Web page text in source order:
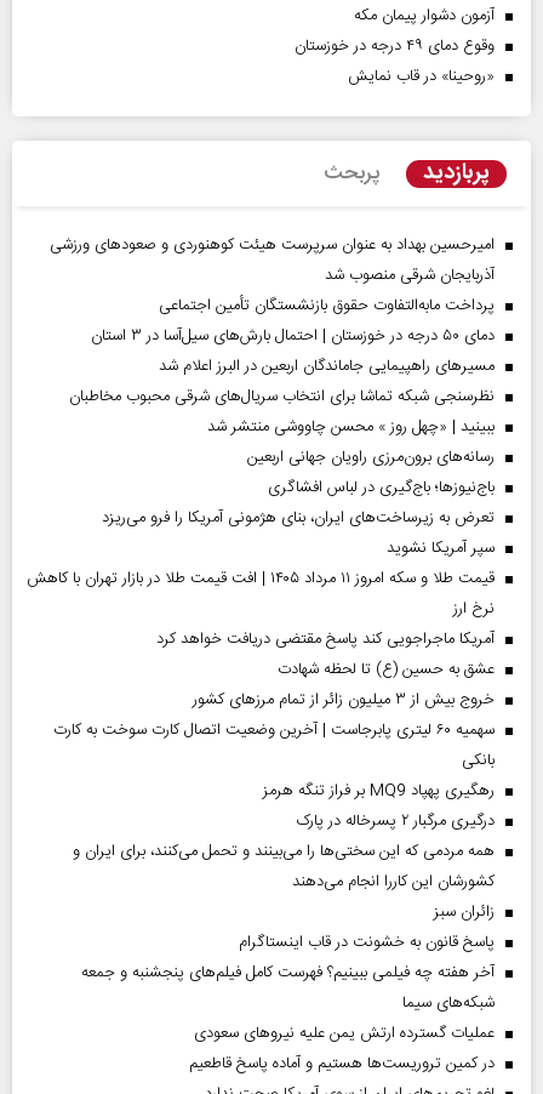
آزمون دشوار پیمان مکه
وقوع دمای ۴۹ درجه در خوزستان
«روحینا» در قاب نمایش
پربازدید پربحث
امیرحسین بهداد به عنوان سرپرست هیئت کوهنوردی و صعودهای ورزشی
آذربایجان شرقی منصوب شد
پرداخت مابه‌التفاوت حقوق بازنشستگان تأمین اجتماعی
دمای ۵۰ درجه در خوزستان | احتمال بارش‌های سیل‌آسا در ۳ استان
مسیر‌های راهپیمایی جاماندگان اربعین در البرز اعلام شد
نظرسنجی شبکه تماشا برای انتخاب سریال‌های شرقی محبوب مخاطبان
ببینید | «چهل روز » محسن چاووشی منتشر شد
رسانه‌های برون‌مرزی راویان جهانی اربعین
باج‌نیوزها؛ باج‌گیری در لباس افشاگری
تعرض به زیرساخت‌های ایران، بنای هژمونی آمریکا را فرو می‌ریزد
سپر آمریکا نشوید
قیمت طلا و سکه امروز ۱۱ مرداد ۱۴۰۵ | افت قیمت طلا در بازار تهران با کاهش
نرخ ارز
آمریکا ماجراجویی کند پاسخ مقتضی دریافت خواهد کرد
عشق به حسین (ع) تا لحظه شهادت
خروج بیش از ۳ میلیون زائر از تمام مرز‌های کشور
سهمیه ۶۰ لیتری پابرجاست | آخرین وضعیت اتصال کارت سوخت به کارت
بانکی
رهگیری پهپاد MQ9 بر فراز تنگه هرمز
درگیری مرگبار ۲ پسرخاله در پارک
همه مردمی که این سختی‌ها را می‌بینند و تحمل می‌کنند، برای ایران و
کشورشان این کاررا انجام می‌دهند
‌زائران سبز
پاسخ قانون به خشونت در قاب اینستاگرام
آخر هفته چه فیلمی ببینیم؟ فهرست کامل فیلم‌های پنجشنبه و جمعه
شبکه‌های سیما
عملیات گسترده ارتش یمن علیه نیروهای سعودی
در کمین تروریست‌ها هستیم و آماده پاسخ قاطعیم